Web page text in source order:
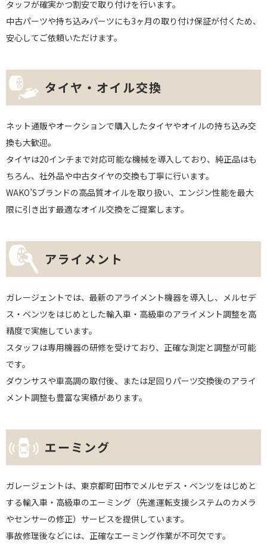
タッフが確実かつ割安で取り付けを行います。
中古パーツや持ち込みパーツにも3ヶ月の取り付け保証が付くため、
安心してご依頼いただけます。
タイヤ・オイル交換
ネット通販やオークションで購入したタイヤやオイルの持ち込み交
換も大歓迎。
タイヤは20インチまで対応可能な機械を導入しており、純正品はも
ちろん、社外品や中古タイヤの交換も丁寧に行います。
WAKO’Sブランドの高品質オイルを取り扱い、エンジン性能を最大
限に引き出す最適なオイル交換をご提案します。
アライメント
ガレージェントでは、最新のアライメント機器を導入し、メルセデ
ス・ベンツをはじめとした輸入車・高級車のアライメント調整を高
精度で実施しています。
スタッフは専用機器の研修を受けており、正確な測定と調整が可能
です。
ダウンサスや車高調の取付後、または足回りパーツ交換後のアライ
メント調整も豊富な実績があります。
エーミング
ガレージェントは、東京都町田市でメルセデス・ベンツをはじめと
する輸入車・高級車のエーミング（先進運転支援システムのカメラ
やセンサーの修正）サービスを提供しています。
事故修理後などには、正確なエーミング作業が不可欠です。